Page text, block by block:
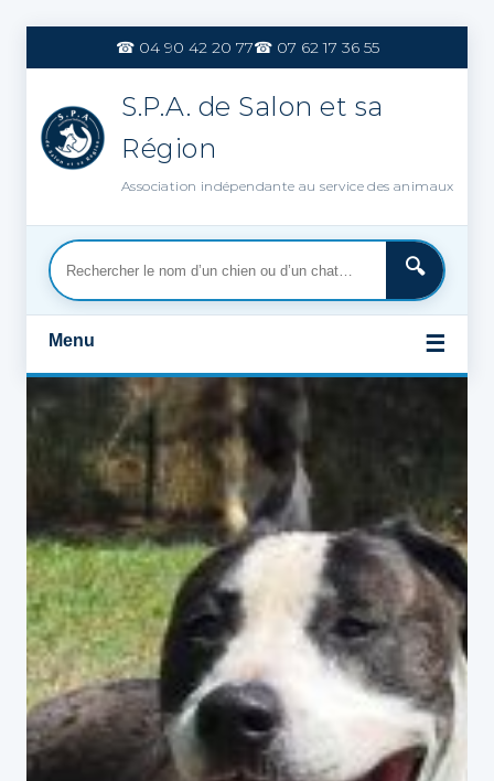
contenu
☎ 04 90 42 20 77☎ 07 62 17 36 55
S.P.A. de Salon et sa
Région
Association indépendante au service des animaux
Menu ☰